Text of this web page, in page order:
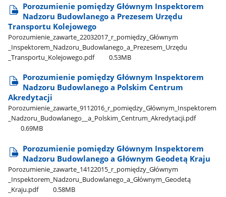
Porozumienie pomiędzy Głównym Inspektorem
Nadzoru Budowlanego a Prezesem Urzędu
Transportu Kolejowego
Porozumienie​_zawarte​_22032017​_r​_pomiędzy​_Głównym​
_Inspektorem​_Nadzoru​_Budowlanego​_a​_Prezesem​_Urzędu​
_Transportu​_Kolejowego.pdf
0.53MB
Porozumienie pomiędzy Głównym Inspektorem
Nadzoru Budowlanego a Polskim Centrum
Akredytacji
Porozumienie​_zawarte​_9112016​_r​_pomiędzy​_Głównym​_Inspektorem​
_Nadzoru​_Budowlanego​_​_a​_Polskim​_Centrum​_Akredytacji.pdf
0.69MB
Porozumienie pomiędzy Głównym Inspektorem
Nadzoru Budowlanego a Głównym Geodetą Kraju
Porozumienie​_zawarte​_14122015​_r​_pomiędzy​_Głównym​
_Inspektorem​_Nadzoru​_Budowlanego​_a​_Głównym​_Geodetą​
_Kraju.pdf
0.58MB